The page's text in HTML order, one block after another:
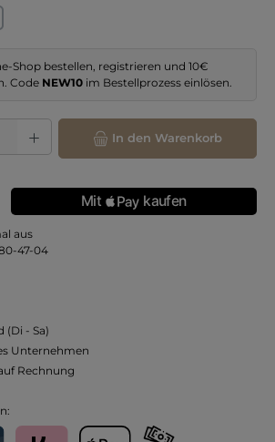
Shop bestellen, registrieren und 10€
Code NEW10 im Bestellprozess einlösen.
gewünschten Wert ein oder benutze die
In den Warenkorb
aus
80-47-04
(Di - Sa)
Unternehmen
Rechnung